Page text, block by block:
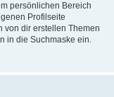
persönlichen Bereich
Profilseite
von dir erstellen Themen
in die Suchmaske ein.